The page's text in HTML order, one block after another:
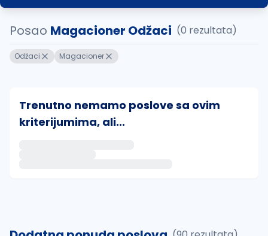
Posao Magacioner Odžaci (0 rezultata)
Odžaci Magacioner
Trenutno nemamo poslove sa ovim
kriterijumima, ali...